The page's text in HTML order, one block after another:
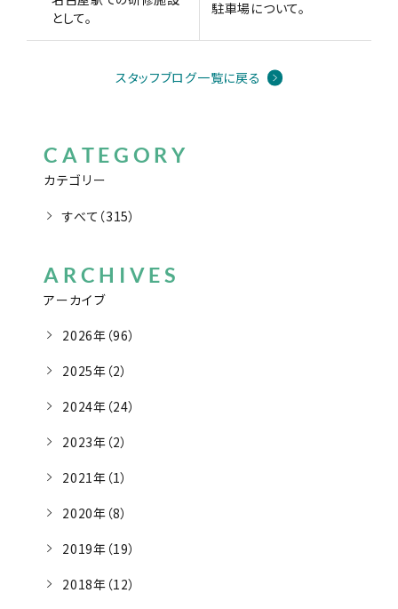
として。
駐車場について。
スタッフブログ一覧に戻る
カテゴリー
CATEGORY
すべて（315）
アーカイブ
ARCHIVES
2026年（96）
2025年（2）
2024年（24）
2023年（2）
2021年（1）
2020年（8）
2019年（19）
2018年（12）